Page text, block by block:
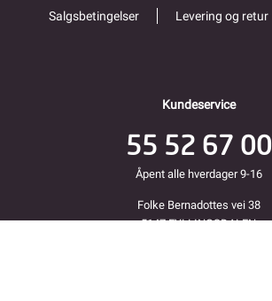
Salgsbetingelser Levering og retur
Kundeservice
55 52 67 00
Åpent alle hverdager 9-16
Folke Bernadottes vei 38
5147 FYLLINGSDALEN